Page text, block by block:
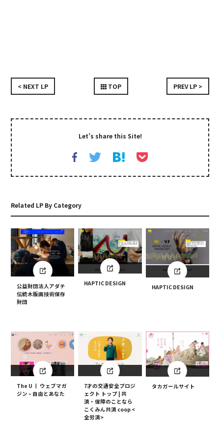
< NEXT LP TOP PREV LP >
Let’s share this Site!
Related LP By Category
公益財団法人アダチ
伝統木版画技術保存
財団
HAPTIC DESIGN HAPTIC DESIGN
The U 丨 ウェブマガ
ジン – 自由とあなた
7才の交通安全プロジ
ェクト トップ | 共
済・保障のことなら
こくみん共済 coop <
全労済>
タカガールサイト